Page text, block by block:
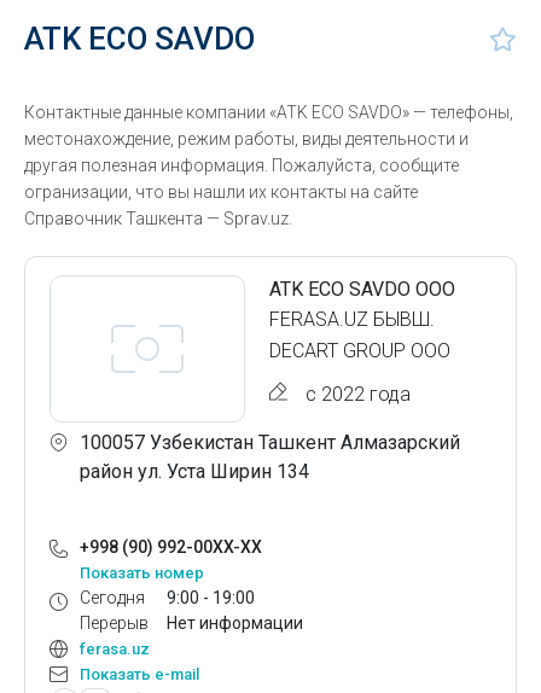
ATK ECO SAVDO
Контактные данные компании «ATK ECO SAVDO» — телефоны,
местонахождение, режим работы, виды деятельности и
другая полезная информация. Пожалуйста, сообщите
огранизации, что вы нашли их контакты на сайте
Справочник Ташкента — Sprav.uz.
ATK ECO SAVDO ООО
FERASA.UZ БЫВШ.
DECART GROUP ООО
с 2022 года
100057 Узбекистан Ташкент Алмазарский
район ул. Уста Ширин 134
+998 (90) 992-00XX-XX
Показать номер
Сегодня
Перерыв
9:00 - 19:00
Нет информации
ferasa.uz
Показать e-mail